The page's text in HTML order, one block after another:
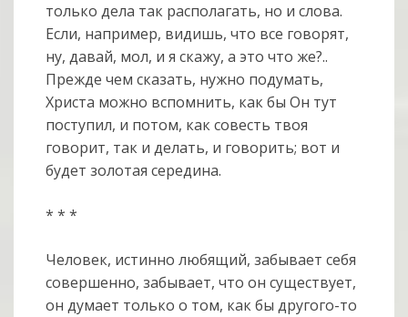
только дела так располагать, но и слова.
Если, например, видишь, что все говорят,
ну, давай, мол, и я скажу, а это что же?..
Прежде чем сказать, нужно подумать,
Христа можно вспомнить, как бы Он тут
поступил, и потом, как совесть твоя
говорит, так и делать, и говорить; вот и
будет золотая середина.
* * *
Человек, истинно любящий, забывает себя
совершенно, забывает, что он существует,
он думает только о том, как бы другого-то